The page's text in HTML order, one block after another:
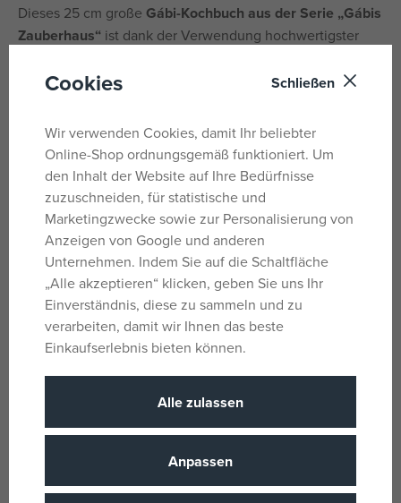
Dieses 25 cm große Gábi-Kochbuch aus der Serie „Gábis
Zauberhaus“ ist dank der Verwendung hochwertigster
Kuscheln.
der Netflix-Serie realistisch dar. Lassen Sie Ihrer Fantasie
freien Lauf und erschaffen Sie Ihre eigenen Abenteuer mit
diesem neuen Plüschtier!
Parameter
Geschlecht Für Mädchen
Farbe Mehrfarbig
DOLLHOUSE
GABBY'S
Alter von 3 Jahre
Cookies Schließen
Wir verwenden Cookies, damit Ihr beliebter
Online-Shop ordnungsgemäß funktioniert. Um
den Inhalt der Website auf Ihre Bedürfnisse
zuzuschneiden, für statistische und
Marketingzwecke sowie zur Personalisierung von
Anzeigen von Google und anderen
Unternehmen. Indem Sie auf die Schaltfläche
„Alle akzeptieren“ klicken, geben Sie uns Ihr
Einverständnis, diese zu sammeln und zu
verarbeiten, damit wir Ihnen das beste
Einkaufserlebnis bieten können.
Alle zulassen
Anpassen